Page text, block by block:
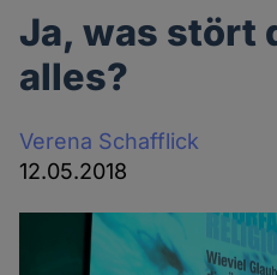
Ja, was stört
alles?
Verena Schafflick
12.05.2018